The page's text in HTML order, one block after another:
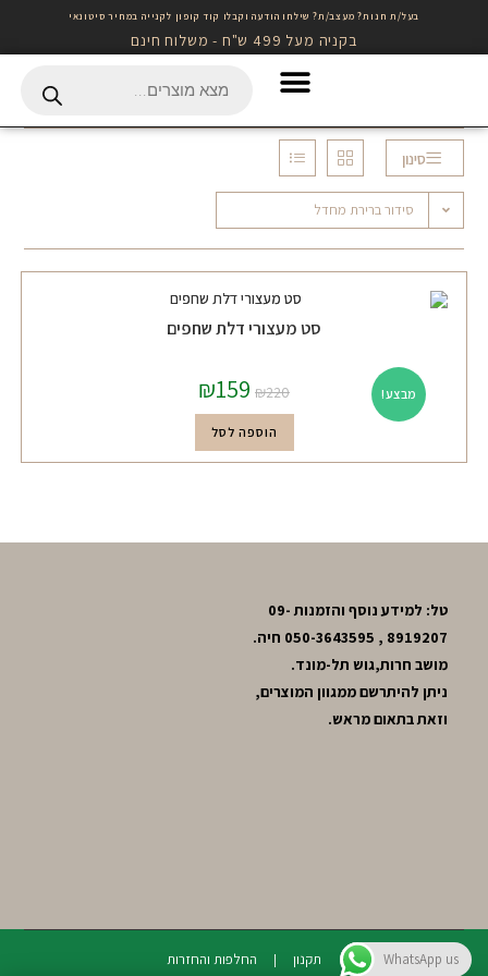
בעל/ת חנות? מעצב/ת? שילחו הודעה וקבלו קוד קופון לקנייה במחיר סיטונאי
בקניה מעל 499 ש"ח - משלוח חינם
סינון
סידור ברירת מחדל
מבצע!
סט מעצורי דלת שחפים
₪220
₪159
הוספה לסל
טל: למידע נוסף והזמנות 09-
8919207 , 050-3643595 חיה.
מושב חרות,גוש תל-מונד.
ניתן להיתרשם ממגוון המוצרים,
וזאת בתאום מראש.
תקנון החלפות והחזרות WhatsApp us